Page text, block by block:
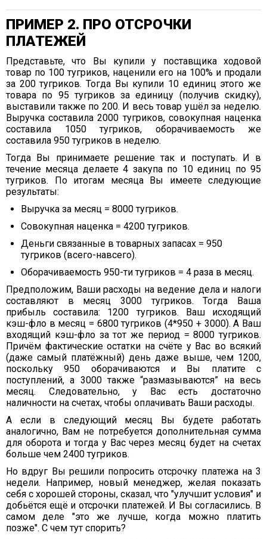
ПРИМЕР 2. ПРО ОТСРОЧКИ
ПЛАТЕЖЕЙ
Представьте, что Вы купили у поставщика ходовой
товар по 100 тугриков, наценили его на 100% и продали
за 200 тугриков. Тогда Вы купили 10 единиц этого же
товара по 95 тугриков за единицу (получив скидку),
выставили также по 200. И весь товар ушёл за неделю.
Выручка составила 2000 тугриков, совокупная наценка
составила 1050 тугриков, оборачиваемость же
составила 950 тугриков в неделю.
Тогда Вы принимаете решение так и поступать. И в
течение месяца делаете 4 закупа по 10 единиц по 95
тугриков. По итогам месяца Вы имеете следующие
результаты:
Выручка за месяц = 8000 тугриков.
Совокупная наценка = 4200 тугриков.
Деньги связанные в товарных запасах = 950
тугриков (всего-навсего).
Оборачиваемость 950-ти тугриков = 4 раза в месяц.
Предположим, Ваши расходы на ведение дела и налоги
составляют в месяц 3000 тугриков. Тогда Ваша
прибыль составила: 1200 тугриков. Ваш исходящий
кэш-фло в месяц = 6800 тугриков (4*950 + 3000). А Ваш
входящий кэш-фло за тот же период = 8000 тугриков.
Причём фактические остатки на счёте у Вас во всякий
(даже самый платёжный) день даже выше, чем 1200,
поскольку 950 оборачиваются и Вы платите с
поступлений, а 3000 также “размазываются” на весь
месяц. Следовательно, у Вас есть достаточно
наличности на счетах, чтобы оплачивать Ваши расходы.
А если в следующий месяц Вы будете работать
аналогично, Вам не потребуется дополнительная сумма
для оборота и тогда у Вас через месяц будет на счетах
больше чем 2400 тугриков.
Но вдруг Вы решили попросить отсрочку платежа на 3
недели. Например, новый менеджер, желая показать
себя с хорошей стороны, сказал, что "улучшит условия" и
добьётся ещё и отсрочки платежей. И Вы согласились. В
самом деле "это же лучше, когда можно платить
позже". С чем тут спорить?